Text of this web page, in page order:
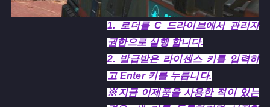
1. 로더를 C 드라이브에서 관리자
권한으로 실행 합니다.
2. 발급받은 라이센스 키를 입력하
고 Enter 키를 누릅니다.
※지금 이제품을 사용한 적이 있는